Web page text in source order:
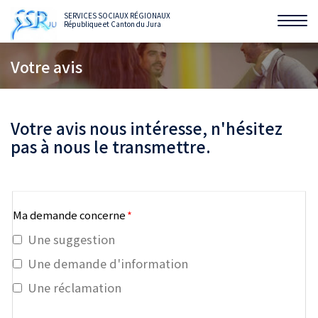
SERVICES SOCIAUX RÉGIONAUX
République et Canton du Jura
la
Votre avis
Votre avis nous intéresse, n'hésitez
pas à nous le transmettre.
Ma demande concerne*
Une suggestion
Une demande d'information
Une réclamation